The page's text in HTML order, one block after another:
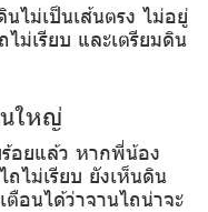
ไม่เป็นเส้นตรง ไม่อยู่
ม่เรียบ และเตรียมดิน
นใหญ่
ร้อยแล้ว หากพี่น้อง
ถไม่เรียบ ยังเห็นดิน
อนได้ว่าจานไถน่าจะ